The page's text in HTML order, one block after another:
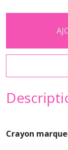
Crayon